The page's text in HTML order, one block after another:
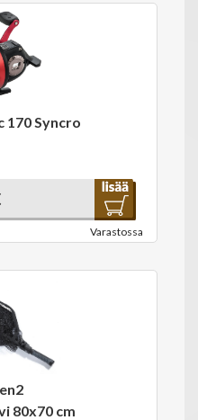
170 Syncro
Varastossa
80x70 cm